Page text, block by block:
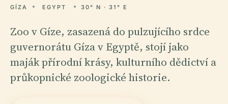
GÍZA EGYPT 30° N · 31° E
Zoo v Gíze, zasazená do pulzujícího srdce
guvernorátu Gíza v Egyptě, stojí jako
maják přírodní krásy, kulturního dědictví a
průkopnické zoologické historie.